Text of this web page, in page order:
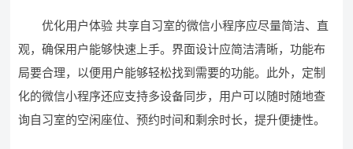
优化用户体验 共享自习室的微信小程序应尽量简洁、直
观，确保用户能够快速上手。界面设计应简洁清晰，功能布
局要合理，以便用户能够轻松找到需要的功能。此外，定制
化的微信小程序还应支持多设备同步，用户可以随时随地查
询自习室的空闲座位、预约时间和剩余时长，提升便捷性。